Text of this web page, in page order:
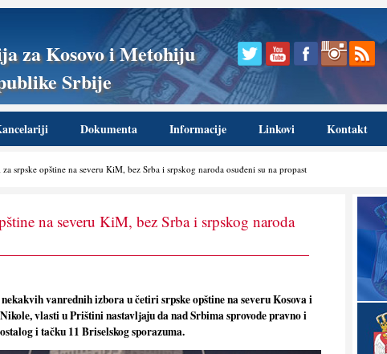
za Kosovo i Metohiju
Srbije
Dokumenta Informacije Linkovi Kontakt
srpske opštine na severu KiM, bez Srba i srpskog naroda osuđeni su na propast
na severu KiM, bez Srba i srpskog naroda
vanrednih izbora u četiri srpske opštine na severu Kosova i
vlasti u Prištini nastavlјaju da nad Srbima sprovode pravno i
i tačku 11 Briselskog sporazuma.